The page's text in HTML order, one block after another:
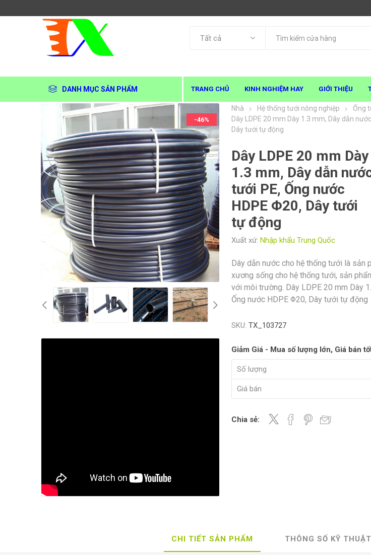
DANH MỤC SẢN PHẨM TRANG CHỦ KINH NGHIỆM HAY GIỚI THIỆU
-46%
Nhà Hệ thống tưới nông nghiệp
Ống
Dây LDPE 20 mm Dày 1.3 mm, Dây dẫn
Dây tưới tự động
Dây LDPE 20 mm Dày
1.3 mm, Dây dẫn
tưới PE, Ống nước
HDPE Φ20, Dây tưới
tự động
Xuất xứ: Nhập khẩu Trung Quốc
Dây dẫn nước cho hệ thống tưới là sản
xương sống cho hệ thống tưới, sản
với môi trường. Dây LDPE 20 mm Dày
Ống nước HDPE Φ20, Dây tưới tự động
SKU: TX_103727
Giảm Giá - Mua số lượng lớn, Giá bán
Số lượng
Giá bán
Chia sẻ:
CHI TIẾT SẢN PHẨM THÔNG SỐ KỸ THUẬT